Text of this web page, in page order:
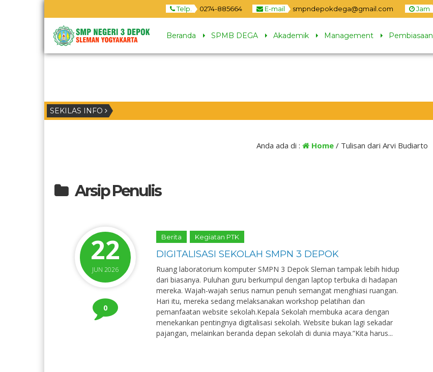
Telp. 0274-885664 E-mail smpndepokdega@gmail.com Jam
Beranda SPMB DEGA Akademik Management Pembiasaan
SEKILAS INFO
dan jam nya.
Anda ada di : Home/ Tulisan dari Arvi Budiarto
Arsip Penulis
22
JUN 2026
0
Berita Kegiatan PTK
DIGITALISASI SEKOLAH SMPN 3 DEPOK
Ruang laboratorium komputer SMPN 3 Depok Sleman tampak lebih hidup
dari biasanya. Puluhan guru berkumpul dengan laptop terbuka di hadapan
mereka. Wajah-wajah serius namun penuh semangat menghiasi ruangan.
Hari itu, mereka sedang melaksanakan workshop pelatihan dan
pemanfaatan website sekolah.Kepala Sekolah membuka acara dengan
menekankan pentingnya digitalisasi sekolah. Website bukan lagi sekadar
pajangan, melainkan beranda depan sekolah di dunia maya.”Kita harus...